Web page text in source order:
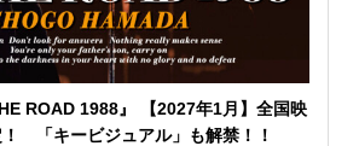
ROAD 1988』 【2027年1月】全国映
「キービジュアル」も解禁！！